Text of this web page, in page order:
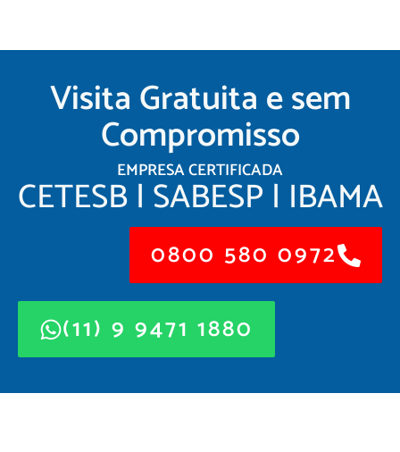
Visita Gratuita e sem
Compromisso
EMPRESA CERTIFICADA
CETESB | SABESP | IBAMA
0800 580 0972
(11) 9 9471 1880